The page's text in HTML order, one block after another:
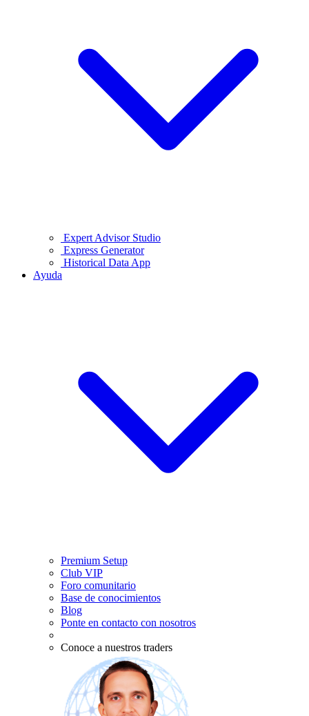
Expert Advisor Studio
Express Generator
Historical Data App
Ayuda
Premium Setup
Club VIP
Foro comunitario
Base de conocimientos
Blog
Ponte en contacto con nosotros
Conoce a nuestros traders